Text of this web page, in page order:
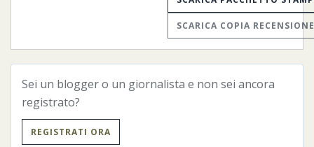
SCARICA COPIA RECENSIONE
Sei un blogger o un giornalista e non sei ancora
registrato?
REGISTRATI ORA